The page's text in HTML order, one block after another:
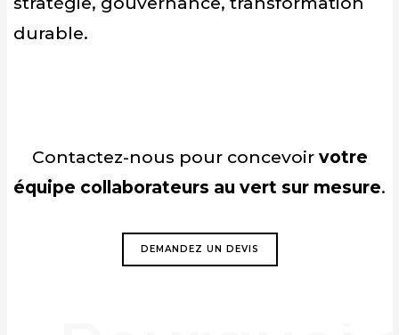
durable.
Contactez-nous pour concevoir votre
équipe collaborateurs au vert sur mesure.
DEMANDEZ UN DEVIS